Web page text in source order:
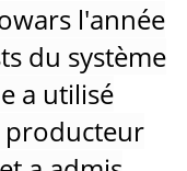
l'année
du système
a utilisé
producteur